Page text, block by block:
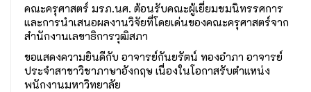
คณะครุศาสตร์ มรภ.นศ. ต้อนรับคณะผู้เยี่ยมชมนิทรรศการ
และการนำเสนอผลงานวิจัยที่โดยเด่นของคณะครุศาสตร์จาก
สำนักงานเลขาธิการวุฒิสภา
ขอแสดงความยินดีกับ อาจารย์กันยรัตน์ ทองอำภา อาจารย์
ประจำสาขาวิชาภาษาอังกฤษ เนื่องในโอกาสรับตำแหน่ง
พนักงานมหาวิทยาลัย